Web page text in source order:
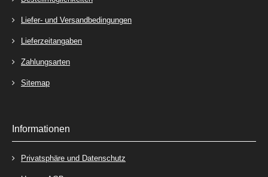
Liefer- und Versandbedingungen
Lieferzeitangaben
Zahlungsarten
Sitemap
Informationen
Privatsphäre und Datenschutz